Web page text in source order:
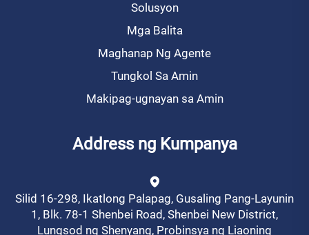
Solusyon
Mga Balita
Maghanap Ng Agente
Tungkol Sa Amin
Makipag-ugnayan sa Amin
Address ng Kumpanya
Silid 16-298, Ikatlong Palapag, Gusaling Pang-Layunin
1, Blk. 78-1 Shenbei Road, Shenbei New District,
Lungsod ng Shenyang, Probinsya ng Liaoning